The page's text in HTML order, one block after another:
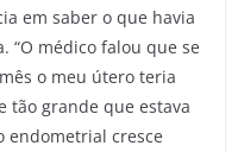
em saber o que havia
“O médico falou que se
o meu útero teria
tão grande que estava
endometrial cresce